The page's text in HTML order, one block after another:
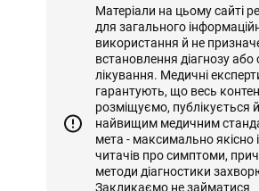
Матеріали на цьому сайті
для загального
використання й не
встановлення діагнозу або
лікування. Медичні
гарантують, що весь
розміщуємо, публікується
найвищим медичним
мета - максимально якісно
читачів про симптоми,
методи діагностики
Закликаємо не займатися